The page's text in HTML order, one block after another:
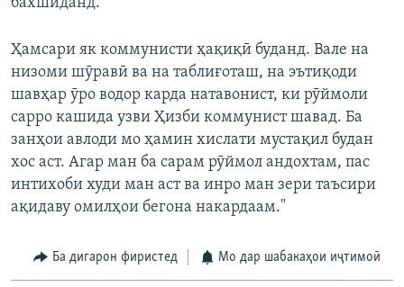
бахшиданд.
Ҳамсари як коммунисти ҳақиқӣ буданд. Вале на
низоми шӯравӣ ва на таблиғоташ, на эътиқоди
шавҳар ӯро водор карда натавонист, ки рӯймоли
сарро кашида узви Ҳизби коммунист шавад. Ба
занҳои авлоди мо ҳамин хислати мустақил будан
хос аст. Агар ман ба сарам рӯймол андохтам, пас
интихоби худи ман аст ва инро ман зери таъсири
ақидаву омилҳои бегона накардаам."
Ба дигарон фиристед Мо дар шабакаҳои иҷтимоӣ